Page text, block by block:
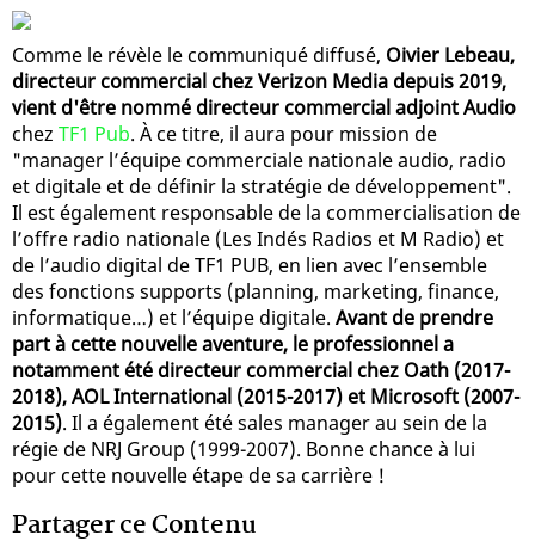
Comme le révèle le communiqué diffusé, Oivier Lebeau,
directeur commercial chez Verizon Media depuis 2019,
vient d'être nommé directeur commercial adjoint Audio
chez TF1 Pub. À ce titre, il aura pour mission de
"manager l’équipe commerciale nationale audio, radio
et digitale et de définir la stratégie de développement".
Il est également responsable de la commercialisation de
l’offre radio nationale (Les Indés Radios et M Radio) et
de l’audio digital de TF1 PUB, en lien avec l’ensemble
des fonctions supports (planning, marketing, finance,
informatique…) et l’équipe digitale. Avant de prendre
part à cette nouvelle aventure, le professionnel a
notamment été directeur commercial chez Oath (2017-
2018), AOL International (2015-2017) et Microsoft (2007-
2015). Il a également été sales manager au sein de la
régie de NRJ Group (1999-2007). Bonne chance à lui
pour cette nouvelle étape de sa carrière !
Partager ce Contenu